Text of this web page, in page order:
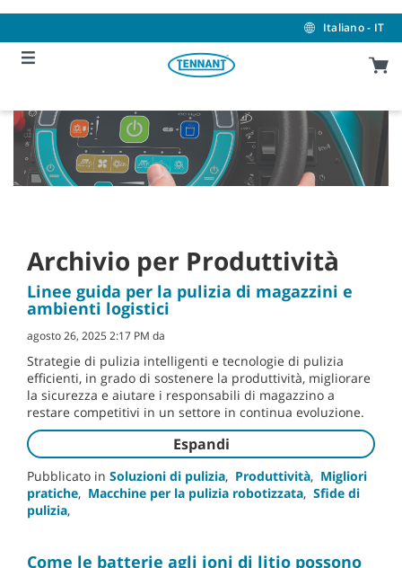
content
navigation
menu
Italiano - IT
Archivio per Produttività
Linee guida per la pulizia di magazzini e
ambienti logistici
agosto 26, 2025 2:17 PM da
Strategie di pulizia intelligenti e tecnologie di pulizia
efficienti, in grado di sostenere la produttività, migliorare
la sicurezza e aiutare i responsabili di magazzino a
restare competitivi in un settore in continua evoluzione.
Espandi
Pubblicato in Soluzioni di pulizia, Produttività, Migliori
pratiche, Macchine per la pulizia robotizzata, Sfide di
pulizia,
Come le batterie agli ioni di litio possono